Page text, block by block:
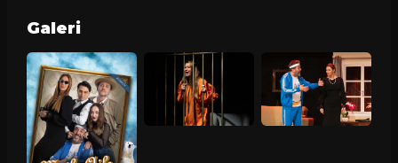
Galeri